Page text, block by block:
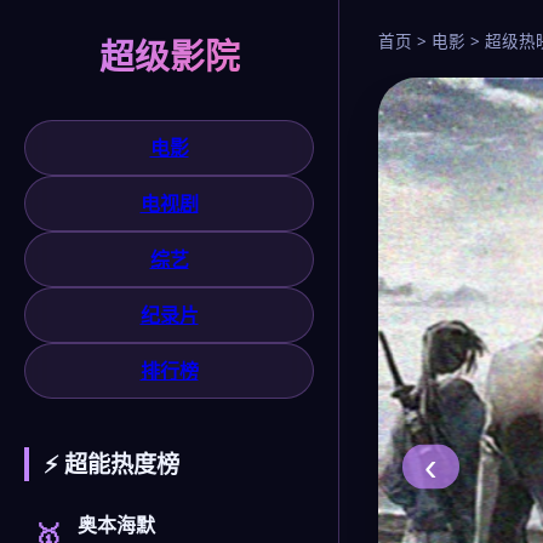
超级影院
电影
电视剧
综艺
纪录片
排行榜
⚡ 超能热度榜
🥇 奥本海默
首页 > 电影 > 超级热
‹